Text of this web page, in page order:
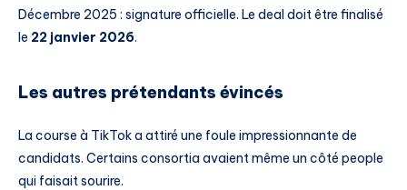
Décembre 2025 : signature officielle. Le deal doit être finalisé
le 22 janvier 2026.
Les autres prétendants évincés
La course à TikTok a attiré une foule impressionnante de
candidats. Certains consortia avaient même un côté people
qui faisait sourire.